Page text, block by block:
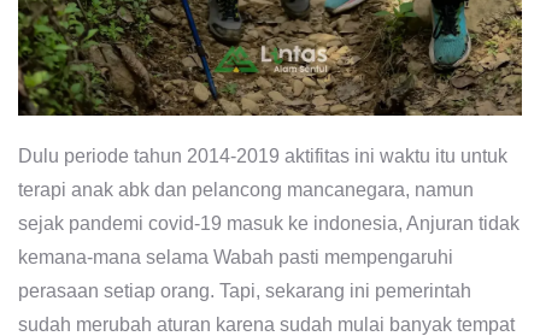
Dulu periode tahun 2014-2019 aktifitas ini waktu itu untuk
terapi anak abk dan pelancong mancanegara, namun
sejak pandemi covid-19 masuk ke indonesia, Anjuran tidak
kemana-mana selama Wabah pasti mempengaruhi
perasaan setiap orang. Tapi, sekarang ini pemerintah
sudah merubah aturan karena sudah mulai banyak tempat